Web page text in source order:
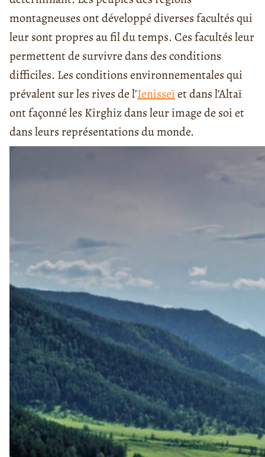
montagneuses ont développé diverses facultés qui
leur sont propres au fil du temps. Ces facultés leur
permettent de survivre dans des conditions
difficiles. Les conditions environnementales qui
prévalent sur les rives de l’Ienisseïet dans l’Altaï
ont façonné les Kirghiz dans leur image de soi et
dans leurs représentations du monde.